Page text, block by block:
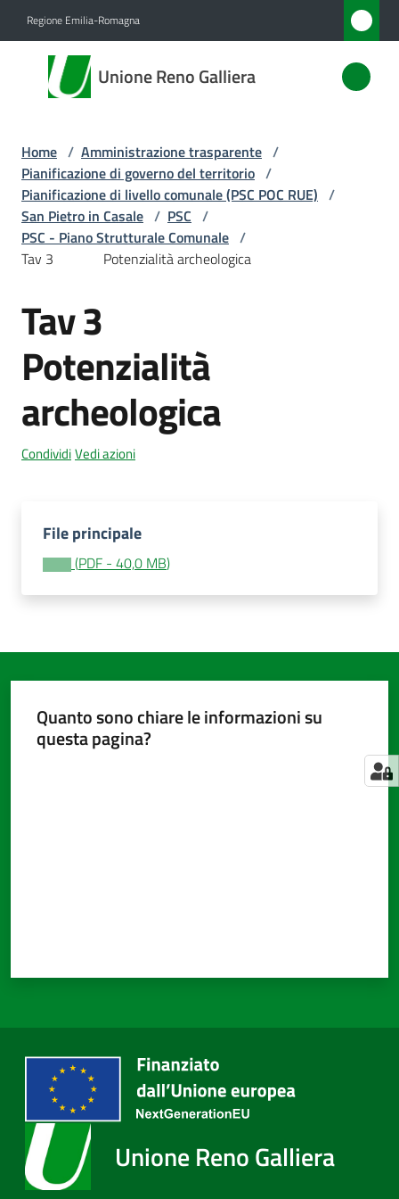
Regione Emilia-Romagna
Unione Reno Galliera
Unione
Reno
Amministrazione
Menu selezionato
Novità
Vivere
l'Unione
Tutti
su
Home / Amministrazione trasparente /
Pianificazione di governo del territorio /
Pianificazione di livello comunale (PSC POC RUE) /
San Pietro in Casale / PSC /
PSC - Piano Strutturale Comunale /
Tav 3 Potenzialità archeologica
Tav 3
Potenzialità
archeologica
CondividiVedi azioni
File principale
(PDF - 40,0 MB)
Quanto sono chiare le informazioni su
questa pagina?
Unione Reno Galliera